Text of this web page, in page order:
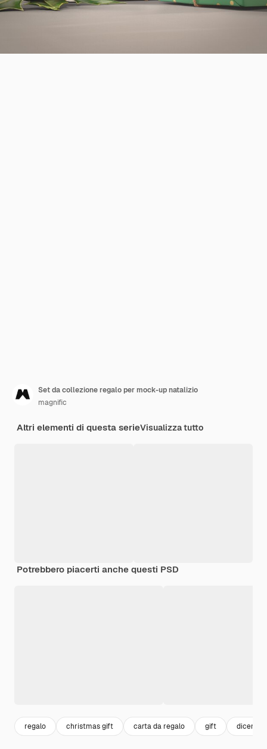
Set da collezione regalo per mock-up natalizio
magnific
Altri elementi di questa serieVisualizza tutto
Potrebbero piacerti anche questi PSD
regalo christmas gift carta da regalo gift